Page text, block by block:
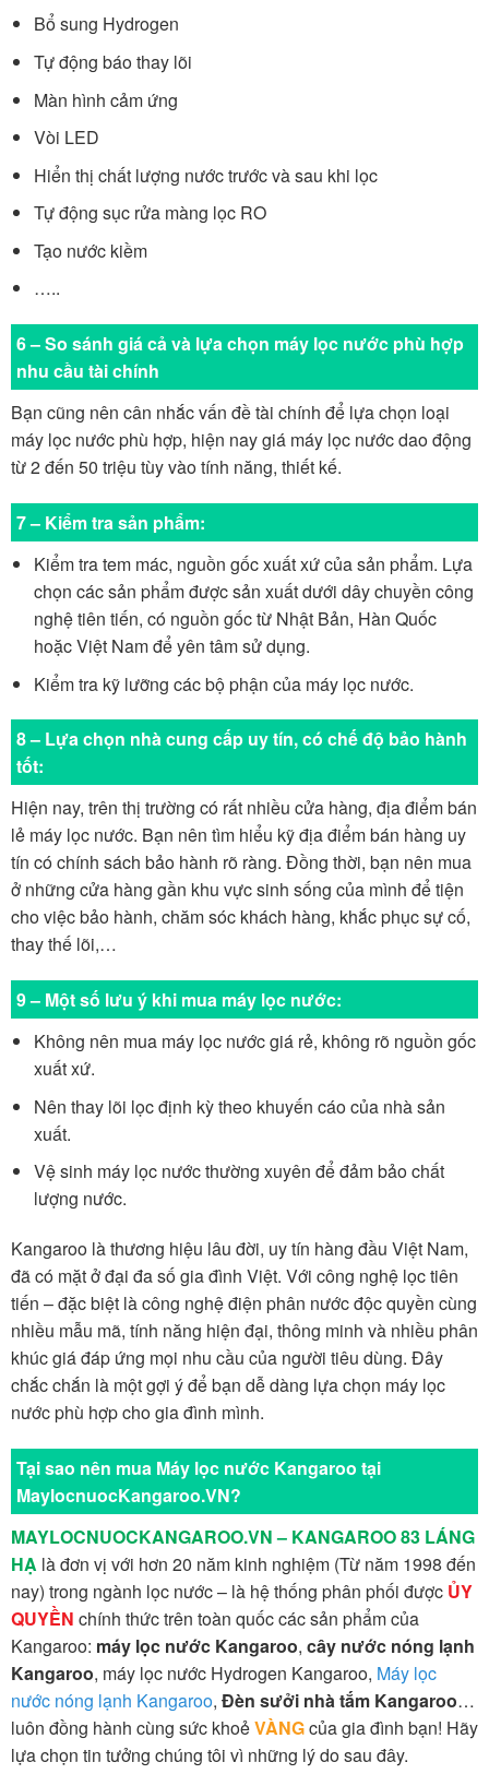
Bổ sung Hydrogen
Tự động báo thay lõi
Màn hình cảm ứng
Vòi LED
Hiển thị chất lượng nước trước và sau khi lọc
Tự động sục rửa màng lọc RO
Tạo nước kiềm
…..
6 – So sánh giá cả và lựa chọn máy lọc nước phù hợp
nhu cầu tài chính
Bạn cũng nên cân nhắc vấn đề tài chính để lựa chọn loại
máy lọc nước phù hợp, hiện nay giá máy lọc nước dao động
từ 2 đến 50 triệu tùy vào tính năng, thiết kế.
7 – Kiểm tra sản phẩm:
Kiểm tra tem mác, nguồn gốc xuất xứ của sản phẩm. Lựa
chọn các sản phẩm được sản xuất dưới dây chuyền công
nghệ tiên tiến, có nguồn gốc từ Nhật Bản, Hàn Quốc
hoặc Việt Nam để yên tâm sử dụng.
Kiểm tra kỹ lưỡng các bộ phận của máy lọc nước.
8 – Lựa chọn nhà cung cấp uy tín, có chế độ bảo hành
tốt:
Hiện nay, trên thị trường có rất nhiều cửa hàng, địa điểm bán
lẻ máy lọc nước. Bạn nên tìm hiểu kỹ địa điểm bán hàng uy
tín có chính sách bảo hành rõ ràng. Đồng thời, bạn nên mua
ở những cửa hàng gần khu vực sinh sống của mình để tiện
cho việc bảo hành, chăm sóc khách hàng, khắc phục sự cố,
thay thế lõi,…
9 – Một số lưu ý khi mua máy lọc nước:
Không nên mua máy lọc nước giá rẻ, không rõ nguồn gốc
xuất xứ.
Nên thay lõi lọc định kỳ theo khuyến cáo của nhà sản
xuất.
Vệ sinh máy lọc nước thường xuyên để đảm bảo chất
lượng nước.
Kangaroo là thương hiệu lâu đời, uy tín hàng đầu Việt Nam,
đã có mặt ở đại đa số gia đình Việt. Với công nghệ lọc tiên
tiến – đặc biệt là công nghệ điện phân nước độc quyền cùng
nhiều mẫu mã, tính năng hiện đại, thông minh và nhiều phân
khúc giá đáp ứng mọi nhu cầu của người tiêu dùng. Đây
chắc chắn là một gợi ý để bạn dễ dàng lựa chọn máy lọc
nước phù hợp cho gia đình mình.
Tại sao nên mua Máy lọc nước Kangaroo tại
MaylocnuocKangaroo.VN?
MAYLOCNUOCKANGAROO.VN – KANGAROO 83 LÁNG
HẠ là đơn vị với hơn 20 năm kinh nghiệm (Từ năm 1998 đến
nay) trong ngành lọc nước – là hệ thống phân phối được ỦY
QUYỀN chính thức trên toàn quốc các sản phẩm của
Kangaroo: máy lọc nước Kangaroo, cây nước nóng lạnh
Kangaroo, máy lọc nước Hydrogen Kangaroo, Máy lọc
nước nóng lạnh Kangaroo, Đèn sưởi nhà tắm Kangaroo…
luôn đồng hành cùng sức khoẻVÀNGcủa gia đình bạn! Hãy
lựa chọn tin tưởng chúng tôi vì những lý do sau đây.